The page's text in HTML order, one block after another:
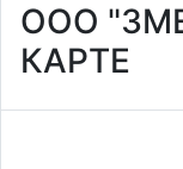
ООО
КАРТЕ